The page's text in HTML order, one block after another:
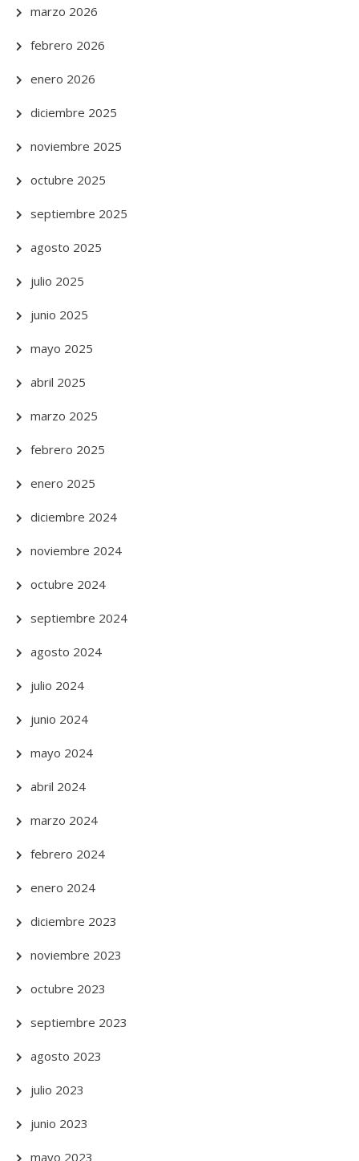
marzo 2026
febrero 2026
enero 2026
diciembre 2025
noviembre 2025
octubre 2025
septiembre 2025
agosto 2025
julio 2025
junio 2025
mayo 2025
abril 2025
marzo 2025
febrero 2025
enero 2025
diciembre 2024
noviembre 2024
octubre 2024
septiembre 2024
agosto 2024
julio 2024
junio 2024
mayo 2024
abril 2024
marzo 2024
febrero 2024
enero 2024
diciembre 2023
noviembre 2023
octubre 2023
septiembre 2023
agosto 2023
julio 2023
junio 2023
mayo 2023